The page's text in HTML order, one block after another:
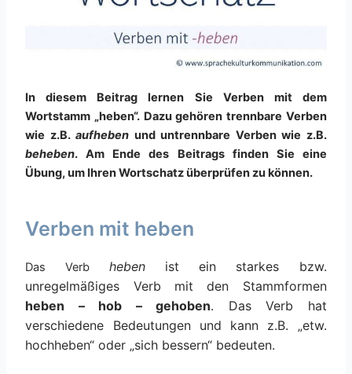
In diesem Beitrag lernen Sie Verben mit dem
Wortstamm „heben“. Dazu gehören trennbare Verben
wie z.B.aufheben und untrennbare Verben wie z.B.
beheben. Am Ende des Beitrags finden Sie eine
Übung, um Ihren Wortschatz überprüfen zu können.
Verben mit heben
Das Verbhebenist ein starkes bzw.
unregelmäßiges Verb mit den Stammformen
heben – hob – gehoben. Das Verb hat
verschiedene Bedeutungen und kann z.B. „etw.
hochheben“ oder „sich bessern“ bedeuten.